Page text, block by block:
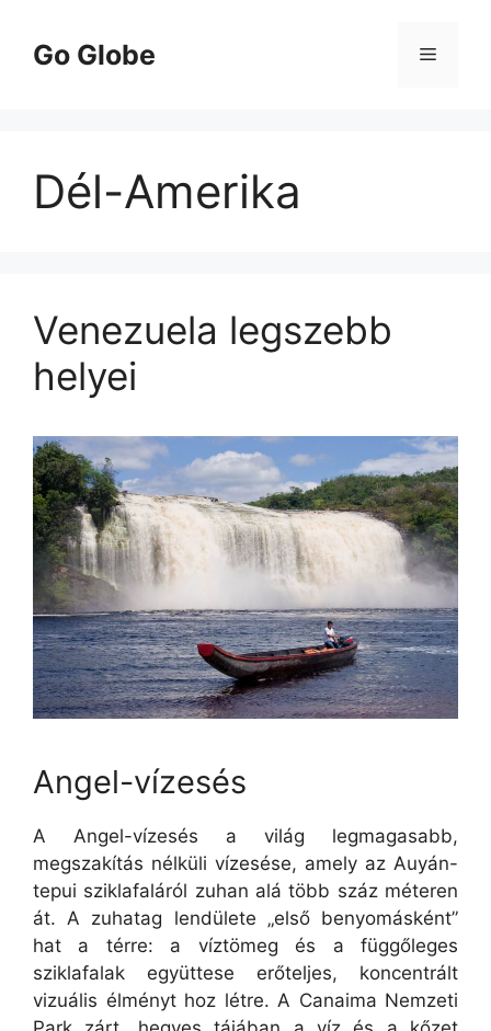
tartalomba
Go Globe Menü
Dél-Amerika
Venezuela legszebb
helyei
Angel-vízesés
A Angel-vízesés a világ legmagasabb,
megszakítás nélküli vízesése, amely az Auyán-
tepui sziklafaláról zuhan alá több száz méteren
át. A zuhatag lendülete „első benyomásként”
hat a térre: a víztömeg és a függőleges
sziklafalak együttese erőteljes, koncentrált
vizuális élményt hoz létre. A Canaima Nemzeti